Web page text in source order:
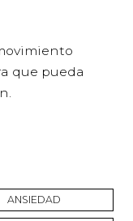
que pueda
ANSIEDAD